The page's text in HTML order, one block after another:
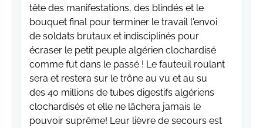
tête des manifestations, des blindés et le
bouquet final pour terminer le travail l'envoi
de soldats brutaux et indisciplinés pour
écraser le petit peuple algérien clochardisé
comme fut dans le passé ! Le fauteuil roulant
sera et restera sur le trône au vu et au su
des 40 millions de tubes digestifs algériens
clochardisés et elle ne lâchera jamais le
pouvoir suprême! Leur lièvre de secours est